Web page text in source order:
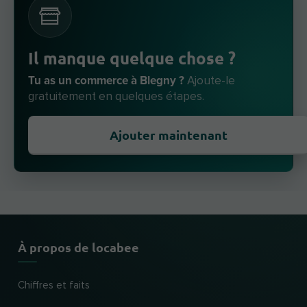
Il manque quelque chose ?
Tu as un commerce à Blegny ? Ajoute-le
gratuitement en quelques étapes.
Ajouter maintenant
À propos de locabee
Chiffres et faits